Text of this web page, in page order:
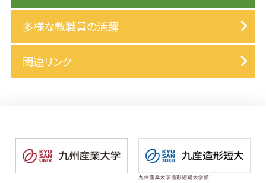
多様な教職員の活躍
関連リンク